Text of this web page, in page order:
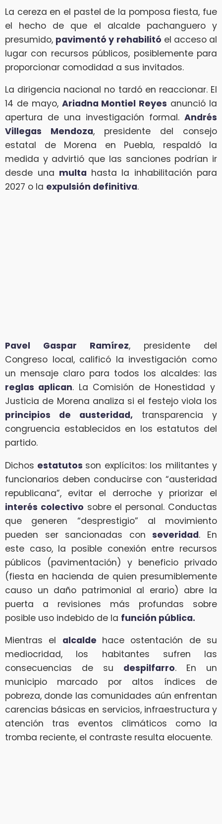
La cereza en el pastel de la pomposa fiesta, fue
el hecho de que el alcalde pachanguero y
presumido, pavimentó y rehabilitó el acceso al
lugar con recursos públicos, posiblemente para
proporcionar comodidad a sus invitados.
La dirigencia nacional no tardó en reaccionar. El
14 de mayo, Ariadna Montiel Reyes anunció la
apertura de una investigación formal. Andrés
Villegas Mendoza, presidente del consejo
estatal de Morena en Puebla, respaldó la
medida y advirtió que las sanciones podrían ir
desde una multa hasta la inhabilitación para
2027 o la expulsión definitiva.
Pavel Gaspar Ramírez, presidente del
Congreso local, calificó la investigación como
un mensaje claro para todos los alcaldes: las
reglas aplican. La Comisión de Honestidad y
Justicia de Morena analiza si el festejo viola los
principios de austeridad, transparencia y
congruencia establecidos en los estatutos del
partido.
Dichos estatutos son explícitos: los militantes y
funcionarios deben conducirse con “austeridad
republicana”, evitar el derroche y priorizar el
interés colectivo sobre el personal. Conductas
que generen “desprestigio” al movimiento
pueden ser sancionadas conseveridad. En
este caso, la posible conexión entre recursos
públicos (pavimentación) y beneficio privado
(fiesta en hacienda de quien presumiblemente
causo un daño patrimonial al erario) abre la
puerta a revisiones más profundas sobre
posible uso indebido de la función pública.
Mientras el alcalde hace ostentación de su
mediocridad, los habitantes sufren las
consecuencias de su despilfarro. En un
municipio marcado por altos índices de
pobreza, donde las comunidades aún enfrentan
carencias básicas en servicios, infraestructura y
atención tras eventos climáticos como la
tromba reciente, el contraste resulta elocuente.